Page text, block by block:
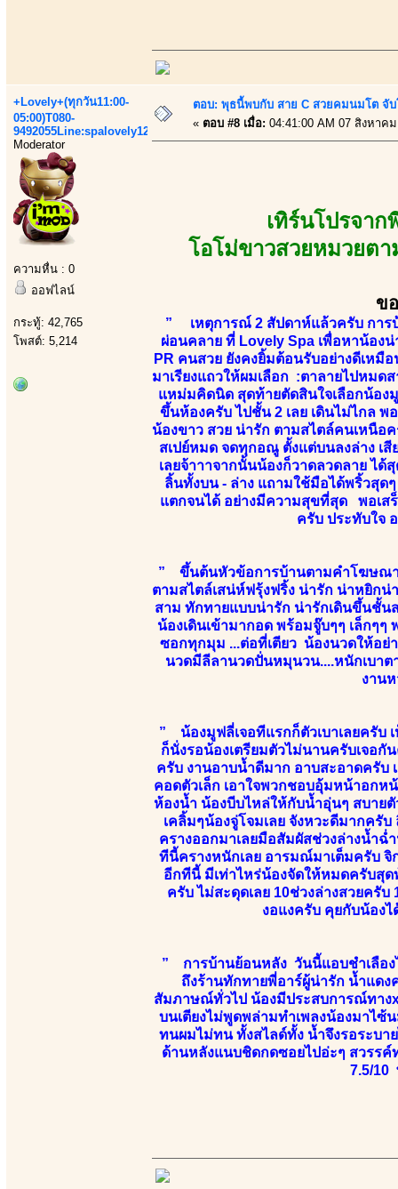
+Lovely+(ทุกวัน11:00-
05:00)T080-
9492055Line:spalovely123
Moderator
ความหื่น : 0
ออฟไลน์
กระทู้: 42,765
โพสต์: 5,214
ตอบ: พุธนี้พบกับ สาย C สวยคมนมโต จั
« ตอบ #8 เมื่อ: 04:41:00 AM 07 สิงหาค
เทิร์นโปรจา
โอโม่ขาวสวยหมวย
ข
” เหตุการณ์ 2 สัปดาห์แล้วครับ การ
ผ่อนคลาย ที่ Lovely Spa เพื่อหาน้อง
PR คนสวย ยังคงยิ้มต้อนรับอย่างดีเห
มาเรียงแถวให้ผมเลือก :ตาลายไปหมด
แหม่มคิดนิด สุดท้ายตัดสินใจเลือกน้อง
ขึ้นห้องครับ ไปชั้น 2 เลย เดินไม่ไกล
น้องขาว สวย น่ารัก ตามสไตล์คนเหนื
สเปย์หมด จดทุกอณู ตั้งแต่บนลงล่าง เ
เลยจ้าาาจากนั้นน้องก็วาดลวดลาย ไ
ลิ้นทั้งบน - ล่าง แถามใช้มือได้พริ้วสุ
แตกจนได้ อย่างมีความสุขที่สุด พอเส
ครับ ประทับใจ
” ขึ้นต้นหัวข้อการบ้านตามคำโฆษณา
ตามสไตล์เสน่ห์ฟรุ้งฟริ้ง น่ารัก น่าหยิก
สาม ทักทายแบบน่ารัก น่ารักเดินขึ้นชั้น
น้องเดินเข้ามากอด พร้อมจู๊บๆๆ เล็กๆ
ซอกทุกมุม ...ต่อที่เตียว น้องนวดให้อย่
นวดมีลีลานวดปั่นหมุนวน....หนักเบาต
งาน
” น้องมูฟลี่เจอทีแรกก็ตัวเบาเลยครับ
ก็นั่งรอน้องเตรียมตัวไม่นานครับเจอ
ครับ งานอาบน้ำดีมาก อาบสะอาดครับ
คอดตัวเล็ก เอาใจพวกชอบอุ้มหน้าอกห
ห้องน้ำ น้องบีบไหล่ให้กับน้ำอุ่นๆ สบาย
เคลิ้มๆน้องจู่โจมเลย จังหวะดีมากครั
ครางออกมาเลยมือสัมผัสช่วงล่างน้ำฉ่
ทีนี้ครางหนักเลย อารมณ์มาเต็มครับ
อีกทีนี้ มีเท่าไหร่น้องจัดให้หมดครับสุด
ครับ ไม่สะดุดเลย 10ช่วงล่างสวยครับ
งอแงครับ คุยกับน้อง
” การบ้านย้อนหลัง วันนี้แอบชำเลือ
ถึงร้านทักทายพี่อาร์ผู้น่ารัก น้ำแดง
สัมภาษณ์ทั่วไป น้องมีประสบการณ์ทาง
บนเตียงไม่พูดพล่ามทำเพลงน้องมาไซ้
ทนผมไม่ทน ทั้งสไลด์ทั้ง น้ำจึงรอระบา
ด้านหลังแนบชิดกดซอยไปอ่ะๆ สวรร
7.5/10